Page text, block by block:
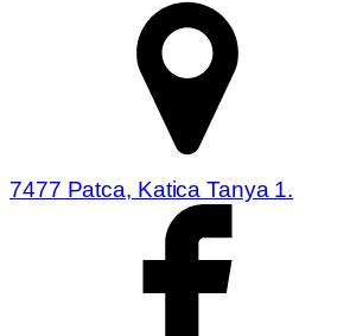
7477 Patca, Katica Tanya 1.